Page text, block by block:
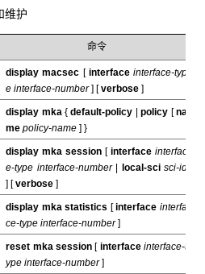
维护
命令
display macsec [interface interface-typ
e interface-number ] [ verbose]
display mka { default-policy policy [ na
me policy-name ] }
display mka session [ interface interfac
e-type interface-number
local-scisci-id
] [ verbose]
display mka statistics [ interface interfa
ce-type interface-number]
reset mka session [ interface interface-t
ype interface-number]